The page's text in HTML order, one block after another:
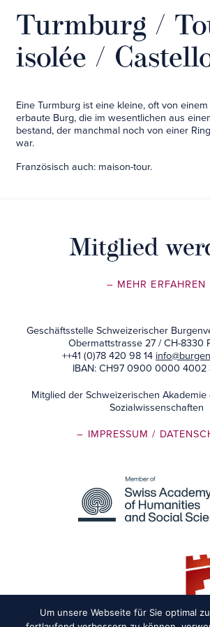
Turmburg /
isolée /
Eine Turmburg ist eine kleine, oft von
erbaute Burg, die im wesentlichen aus
bestand, der manchmal noch von einer
war.
Französisch auch: maison-tour.
Mitglied
– MEHR ERFAHREN
Geschäftsstelle Schweizerischer
Obermattstrasse 27 / CH-8330
++41 (0)78 420 98 14
IBAN: CH97 0900 0000 4002
Mitglied der Schweizerischen Akademie
Sozialwissenschaften
– IMPRESSUM/
Um unsere Webseite für Sie optimal